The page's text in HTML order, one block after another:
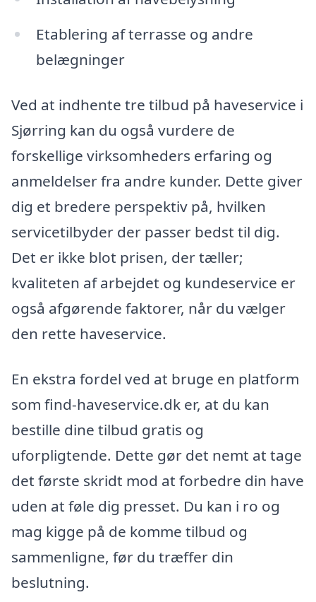
Etablering af terrasse og andre
belægninger
Ved at indhente tre tilbud på haveservice i
Sjørring kan du også vurdere de
forskellige virksomheders erfaring og
anmeldelser fra andre kunder. Dette giver
dig et bredere perspektiv på, hvilken
servicetilbyder der passer bedst til dig.
Det er ikke blot prisen, der tæller;
kvaliteten af arbejdet og kundeservice er
også afgørende faktorer, når du vælger
den rette haveservice.
En ekstra fordel ved at bruge en platform
som find-haveservice.dk er, at du kan
bestille dine tilbud gratis og
uforpligtende. Dette gør det nemt at tage
det første skridt mod at forbedre din have
uden at føle dig presset. Du kan i ro og
mag kigge på de komme tilbud og
sammenligne, før du træffer din
beslutning.